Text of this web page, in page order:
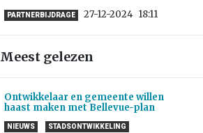
PARTNERBIJDRAGE 27-12-2024 18:11
Meest gelezen
Ontwikkelaar en gemeente willen
haast maken met Bellevue-plan
NIEUWS STADSONTWIKKELING